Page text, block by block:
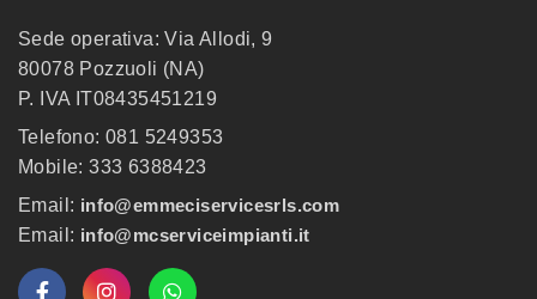
Sede operativa: Via Allodi, 9
80078 Pozzuoli (NA)
P. IVA IT08435451219
Telefono: 081 5249353
Mobile: 333 6388423
Email: info@emmeciservicesrls.com
Email: info@mcserviceimpianti.it